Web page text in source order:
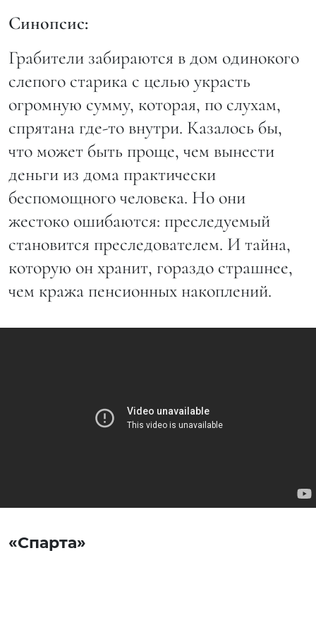
Синопсис:
Грабители забираются в дом одинокого
слепого старика с целью украсть
огромную сумму, которая, по слухам,
спрятана где-то внутри. Казалось бы,
что может быть проще, чем вынести
деньги из дома практически
беспомощного человека. Но они
жестоко ошибаются: преследуемый
становится преследователем. И тайна,
которую он хранит, гораздо страшнее,
чем кража пенсионных накоплений.
«Спарта»